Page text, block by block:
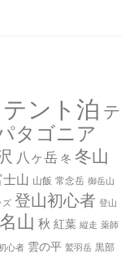
テント泊 テ
タゴニア
八ヶ岳 冬 冬山
士山 山飯 常念岳 御岳山
ズ 登山初心者 登山
山 秋 紅葉 縦走 薬師
心者 雲の平 鷲羽岳 黒部